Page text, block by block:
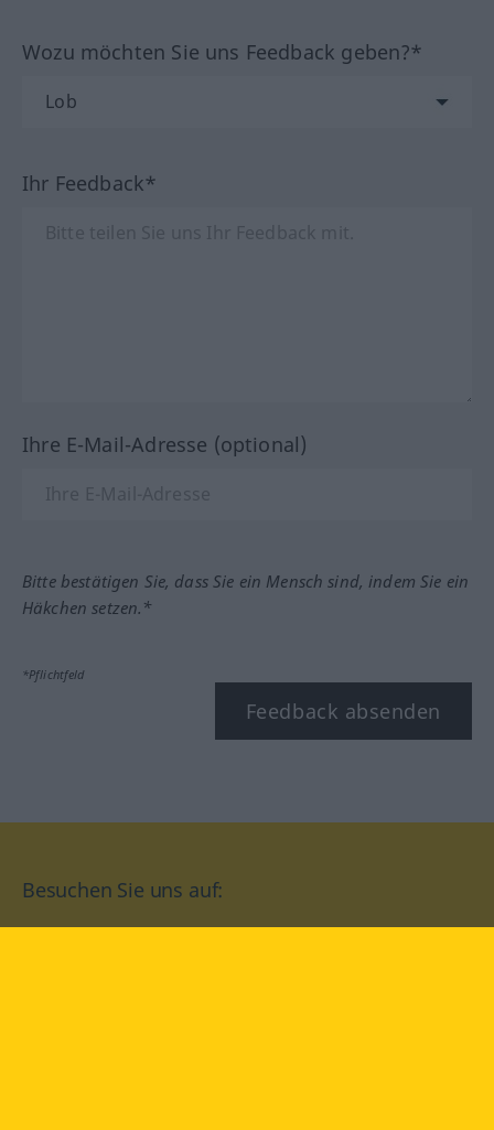
Wozu möchten Sie uns Feedback geben?*
Ihr Feedback*
Ihre E-Mail-Adresse (optional)
Bitte bestätigen Sie, dass Sie ein Mensch sind, indem Sie ein
Häkchen setzen.*
*Pflichtfeld
Feedback absenden
Besuchen Sie uns auf: